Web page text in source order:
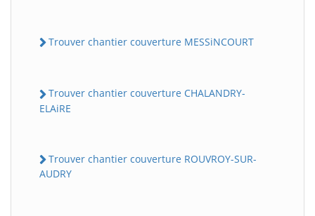
Trouver chantier couverture MESSiNCOURT
Trouver chantier couverture CHALANDRY-
ELAiRE
Trouver chantier couverture ROUVROY-SUR-
AUDRY